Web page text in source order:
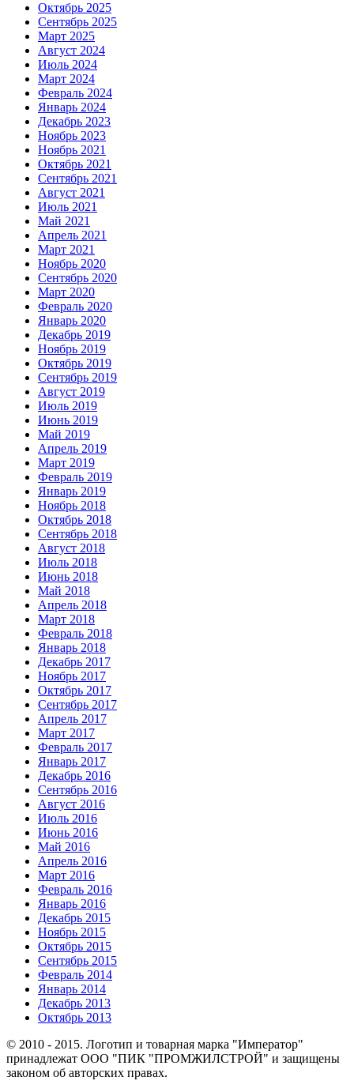
Октябрь 2025
Сентябрь 2025
Март 2025
Август 2024
Июль 2024
Март 2024
Февраль 2024
Январь 2024
Декабрь 2023
Ноябрь 2023
Ноябрь 2021
Октябрь 2021
Сентябрь 2021
Август 2021
Июль 2021
Май 2021
Апрель 2021
Март 2021
Ноябрь 2020
Сентябрь 2020
Март 2020
Февраль 2020
Январь 2020
Декабрь 2019
Ноябрь 2019
Октябрь 2019
Сентябрь 2019
Август 2019
Июль 2019
Июнь 2019
Май 2019
Апрель 2019
Март 2019
Февраль 2019
Январь 2019
Ноябрь 2018
Октябрь 2018
Сентябрь 2018
Август 2018
Июль 2018
Июнь 2018
Май 2018
Апрель 2018
Март 2018
Февраль 2018
Январь 2018
Декабрь 2017
Ноябрь 2017
Октябрь 2017
Сентябрь 2017
Апрель 2017
Март 2017
Февраль 2017
Январь 2017
Декабрь 2016
Сентябрь 2016
Август 2016
Июль 2016
Июнь 2016
Май 2016
Апрель 2016
Март 2016
Февраль 2016
Январь 2016
Декабрь 2015
Ноябрь 2015
Октябрь 2015
Сентябрь 2015
Февраль 2014
Январь 2014
Декабрь 2013
Октябрь 2013
© 2010 - 2015. Логотип и товарная марка "Император"
принадлежат ООО "ПИК "ПРОМЖИЛСТРОЙ" и защищены
законом об авторских правах.